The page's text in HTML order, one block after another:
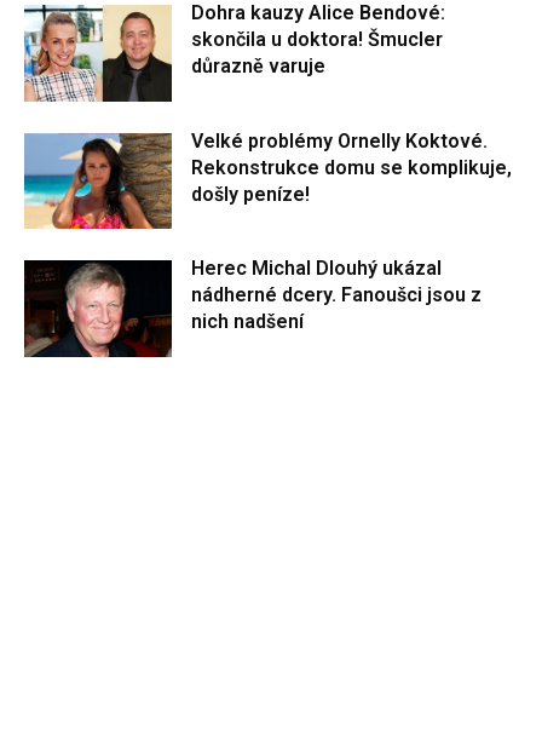
Dohra kauzy Alice Bendové:
skončila u doktora! Šmucler
důrazně varuje
Velké problémy Ornelly Koktové.
Rekonstrukce domu se komplikuje,
došly peníze!
Herec Michal Dlouhý ukázal
nádherné dcery. Fanoušci jsou z
nich nadšení